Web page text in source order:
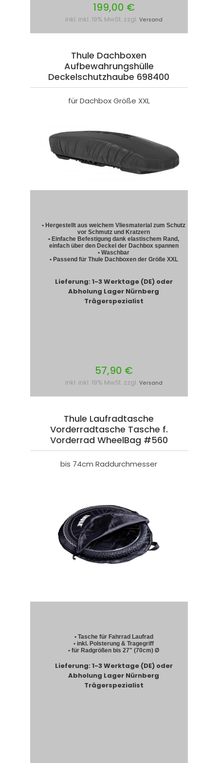
199,00 €
inkl. inkl. 19% MwSt. zzgl. Versand
Thule Dachboxen
Aufbewahrungshülle
Deckelschutzhaube 698400
für Dachbox Größe XXL
• Hergestellt aus weichem Vliesmaterial zum Schutz
vor Schmutz und Kratzern
• Einfache Befestigung dank elastischem Rand,
einfach über den Deckel der Dachbox spannen
• Waschbar
• Passend für Thule Dachboxen der Größe XXL
Lieferung: 1-3 Werktage (DE) oder
Abholung Lager Nürnberg
Trägerspezialist
57,90 €
inkl. inkl. 19% MwSt. zzgl. Versand
Thule Laufradtasche
Vorderradtasche Tasche f.
Vorderrad WheelBag #560
bis 74cm Raddurchmesser
• Tasche für Fahrrad Laufrad
• inkl. Polsterung & Tragegriff
• für Radgrößen bis 27" (70cm)Ø
Lieferung: 1-3 Werktage (DE) oder
Abholung Lager Nürnberg
Trägerspezialist